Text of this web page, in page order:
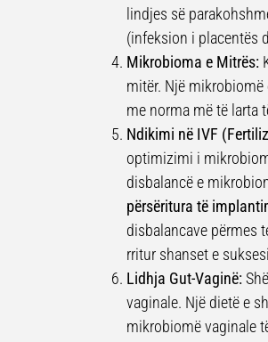
lindjes së
(infeksion i placentës
Mikrobioma e Mitrës:
mitër. Një
me norma më të larta
Ndikimi në IVF
optimizimi i
disbalancë e
përsëritura të
disbalancave përmes
rritur shanset e
Lidhja Gut-Vaginë:
vaginale. Një dietë e
mikrobiomë vaginale